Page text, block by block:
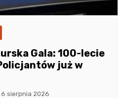
Gala: 100-lecie
już w
6 sierpnia 2026